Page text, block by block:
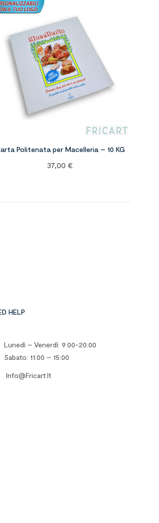
Politenata per Macelleria – 10 KG
37,00€
HELP
Lunedì – Venerdì: 9:00-20:00
Sabato: 11:00 – 15:00
Info@fricart.it